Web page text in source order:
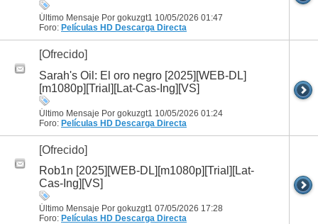
Último Mensaje Por gokuzgt1 10/05/2026 01:47
Foro: Películas HD Descarga Directa
[Ofrecido]
Sarah's Oil: El oro negro [2025][WEB-DL]
[m1080p][Trial][Lat-Cas-Ing][VS]
Último Mensaje Por gokuzgt1 10/05/2026 01:24
Foro: Películas HD Descarga Directa
[Ofrecido]
Rob1n [2025][WEB-DL][m1080p][Trial][Lat-
Cas-Ing][VS]
Último Mensaje Por gokuzgt1 07/05/2026 17:28
Foro: Películas HD Descarga Directa